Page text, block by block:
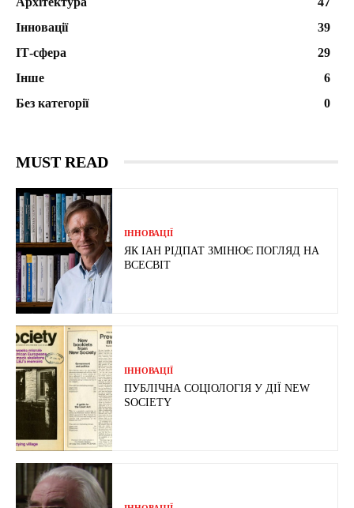
Інновації
39
ІТ-сфера
29
Інше
6
Без категорії
0
MUST READ
ІННОВАЦІЇ
ЯК ІАН РІДПАТ ЗМІНЮЄ ПОГЛЯД НА
ВСЕСВІТ
ІННОВАЦІЇ
ПУБЛІЧНА СОЦІОЛОГІЯ У ДІЇ NEW
SOCIETY